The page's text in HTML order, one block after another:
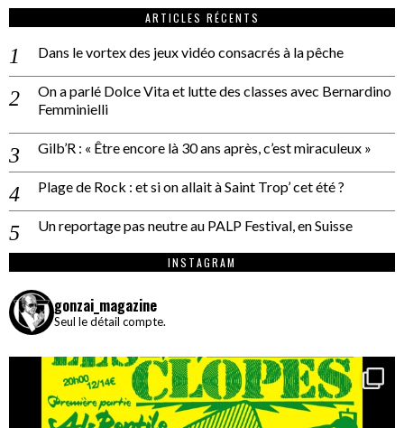
ARTICLES RÉCENTS
Dans le vortex des jeux vidéo consacrés à la pêche
On a parlé Dolce Vita et lutte des classes avec Bernardino
Femminielli
Gilb’R : « Être encore là 30 ans après, c’est miraculeux »
Plage de Rock : et si on allait à Saint Trop’ cet été ?
Un reportage pas neutre au PALP Festival, en Suisse
INSTAGRAM
gonzai_magazine
Seul le détail compte.